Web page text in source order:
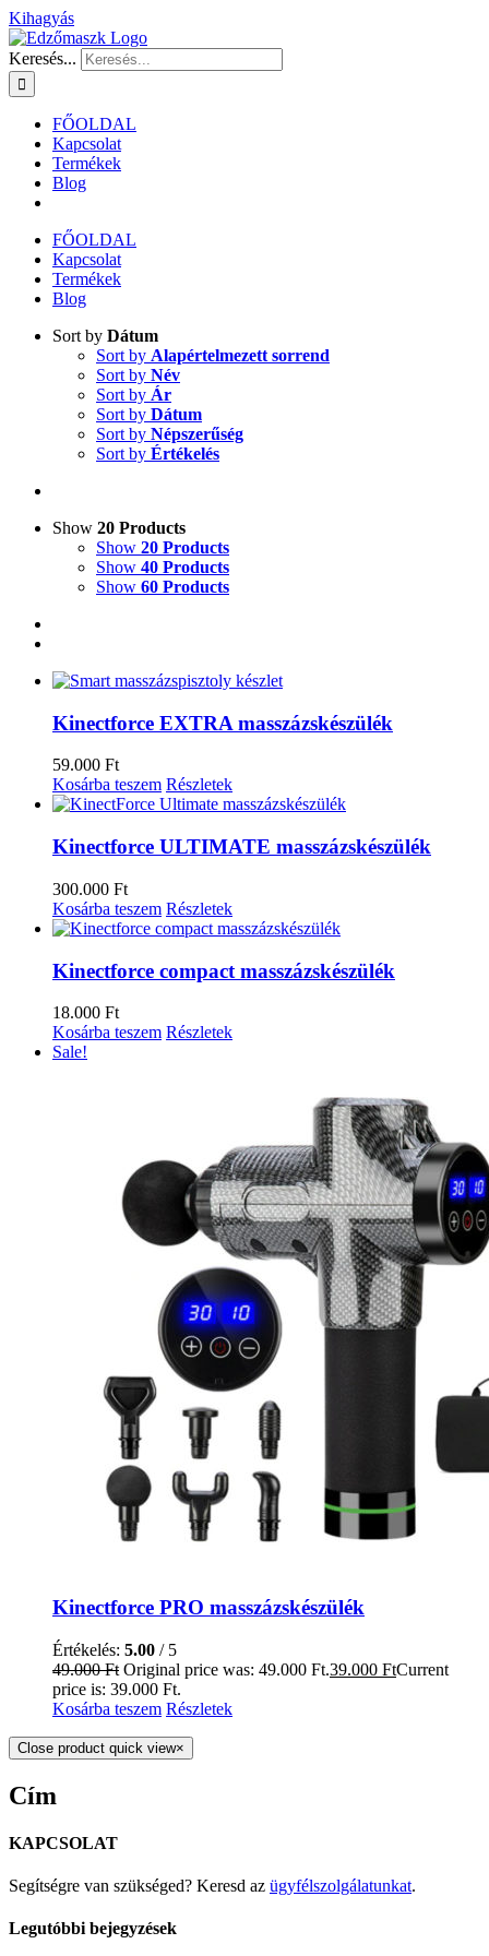
Kihagyás
Keresés...
FŐOLDAL
Kapcsolat
Termékek
Blog
FŐOLDAL
Kapcsolat
Termékek
Blog
Sort by Dátum
Sort by Alapértelmezett sorrend
Sort by Név
Sort by Ár
Sort by Dátum
Sort by Népszerűség
Sort by Értékelés
Show 20 Products
Show 20 Products
Show 40 Products
Show 60 Products
Kinectforce EXTRA masszázskészülék
59.000 Ft
Kosárba teszem Részletek
Kinectforce ULTIMATE masszázskészülék
300.000 Ft
Kosárba teszem Részletek
Kinectforce compact masszázskészülék
18.000 Ft
Kosárba teszem Részletek
Sale!
Kinectforce PRO masszázskészülék
Értékelés: 5.00 / 5
49.000Ft Original price was: 49.000 Ft.39.000 FtCurrent
price is: 39.000 Ft.
Kosárba teszem Részletek
Close product quick view×
Cím
KAPCSOLAT
Segítségre van szükséged? Keresd az ügyfélszolgálatunkat.
Legutóbbi bejegyzések